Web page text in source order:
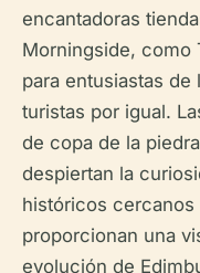
encantadoras
Morningside, como
para entusiastas
turistas por igual.
de copa de la
despiertan la
históricos
proporcionan una
evolución de